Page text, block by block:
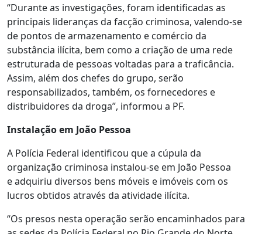
“Durante as investigações, foram identificadas as
principais lideranças da facção criminosa, valendo-se
de pontos de armazenamento e comércio da
substância ilícita, bem como a criação de uma rede
estruturada de pessoas voltadas para a traficância.
Assim, além dos chefes do grupo, serão
responsabilizados, também, os fornecedores e
distribuidores da droga”, informou a PF.
Instalação em João Pessoa
A Polícia Federal identificou que a cúpula da
organização criminosa instalou-se em João Pessoa
e adquiriu diversos bens móveis e imóveis com os
lucros obtidos através da atividade ilícita.
“Os presos nesta operação serão encaminhados para